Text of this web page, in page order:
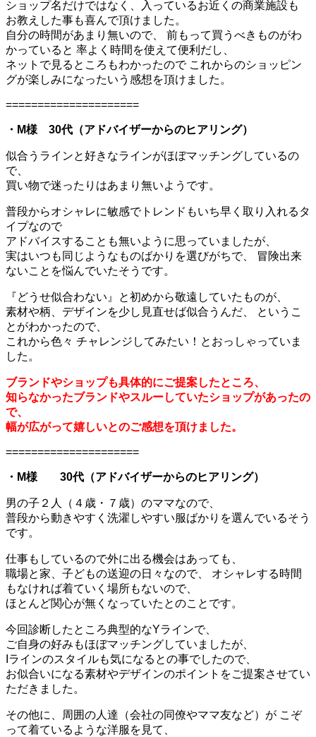
ショップ名だけではなく、入っているお近くの商業施設も
お教えした事も喜んで頂けました。
自分の時間があまり無いので、 前もって買うべきものがわ
かっていると 率よく時間を使えて便利だし、
ネットで見るところもわかったので これからのショッピン
グが楽しみになったいう感想を頂けました。
=====================
・M様 30代（アドバイザーからのヒアリング）
似合うラインと好きなラインがほぼマッチングしているの
で、
買い物で迷ったりはあまり無いようです。
普段からオシャレに敏感でトレンドもいち早く取り入れるタ
イプなので
アドバイスすることも無いように思っていましたが、
実はいつも同じようなものばかりを選びがちで、 冒険出来
ないことを悩んでいたそうです。
『どうせ似合わない』と初めから敬遠していたものが、
素材や柄、デザインを少し見直せば似合うんだ、 というこ
とがわかったので、
これから色々 チャレンジしてみたい！とおっしゃっていま
した。
ブランドやショップも具体的にご提案したところ、
知らなかったブランドやスルーしていたショップがあったの
で、
幅が広がって嬉しいとのご感想を頂けました。
=====================
・M様 30代（アドバイザーからのヒアリング）
男の子２人（４歳・７歳）のママなので、
普段から動きやすく洗濯しやすい服ばかりを選んでいるそう
です。
仕事もしているので外に出る機会はあっても、
職場と家、子どもの送迎の日々なので、 オシャレする時間
もなければ着ていく場所もないので、
ほとんど関心が無くなっていたとのことです。
今回診断したところ典型的なYラインで、
ご自身の好みもほぼマッチングしていましたが、
Iラインのスタイルも気になるとの事でしたので、
お似合いになる素材やデザインのポイントをご提案させてい
ただきました。
その他に、周囲の人達（会社の同僚やママ友など）が こぞ
って着ているような洋服を見て、